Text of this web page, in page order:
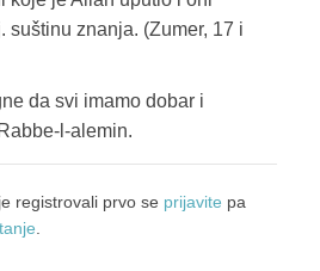
suštinu znanja. (Zumer, 17 i
da svi imamo dobar i
l-alemin.
registrovali prvo se prijavite pa
.